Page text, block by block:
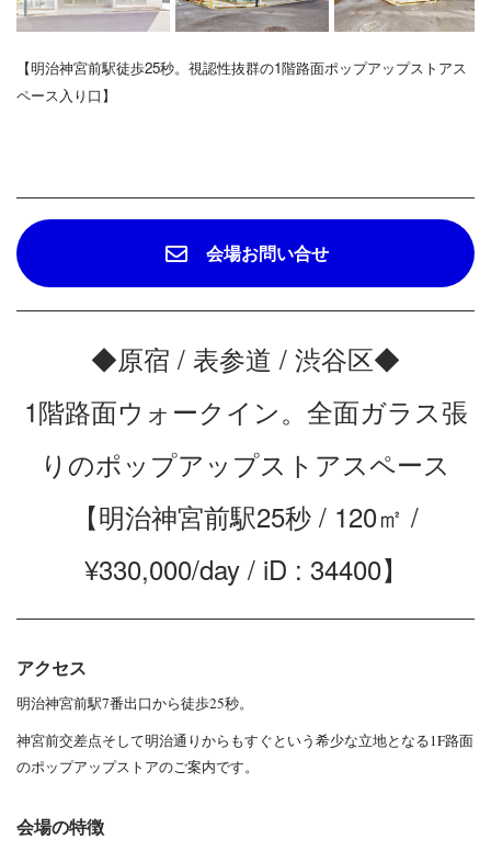
【明治神宮前駅徒歩25秒。視認性抜群の1階路面ポップアップストアス
ペース入り口】
会場お問い合せ
◆原宿 / 表参道 / 渋谷区◆
1階路面ウォークイン。全面ガラス張
りのポップアップストアスペース
【明治神宮前駅25秒 / 120㎡ /
¥330,000/day / iD : 34400】
アクセス
明治神宮前駅7番出口から徒歩25秒。
神宮前交差点そして明治通りからもすぐという希少な立地となる1F路面
のポップアップストアのご案内です。
会場の特徴